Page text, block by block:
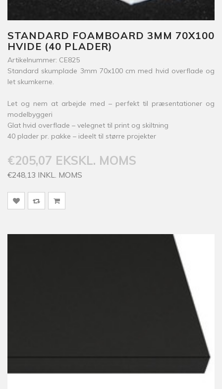
STANDARD FOAMBOARD 3MM 70X100
HVIDE (40 PLADER)
Artikelnummer: CE825
Standard skumplade 3mm 70x100 cm med hvid overflade og
let skumkerne.
Let og nem at arbejde med – perfekt til præsentationer og
modelbyggeri
Glat hvid overflade – velegnet til print og skiltning
40 plader pr. pakke – ideelt til større projekter
€205,07 EKSKL. MOMS
€248,13 INKL. MOMS